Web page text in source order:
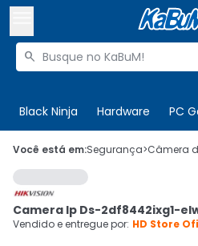
Buscar produtos

Black Ninja Hardware PC
 Olá. Acesse sua conta
 Departamentos
Cupons
Você está em:Segurança>Câmera
Camera Ip Ds-2df8442ixg1-
Vendido e entregue por: HD Store